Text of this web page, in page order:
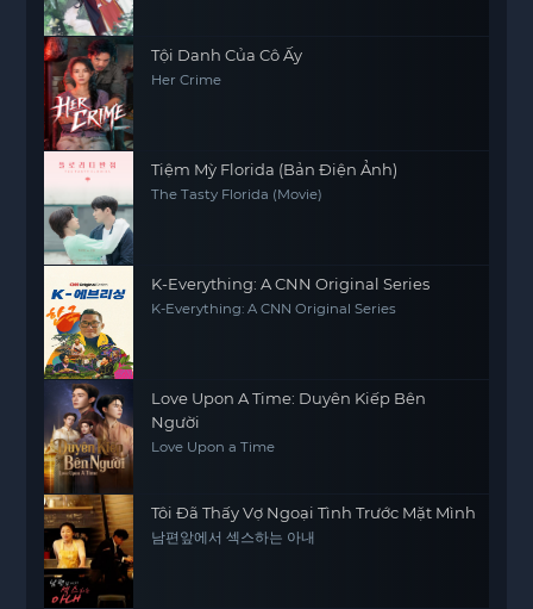
Tội Danh Của Cô Ấy
Her Crime
Tiệm Mỳ Florida (Bản Điện Ảnh)
The Tasty Florida (Movie)
K-Everything: A CNN Original Series
K-Everything: A CNN Original Series
Love Upon A Time: Duyên Kiếp Bên
Người
Love Upon a Time
Tôi Đã Thấy Vợ Ngoại Tình Trước Mặt Mình
남편앞에서 섹스하는 아내